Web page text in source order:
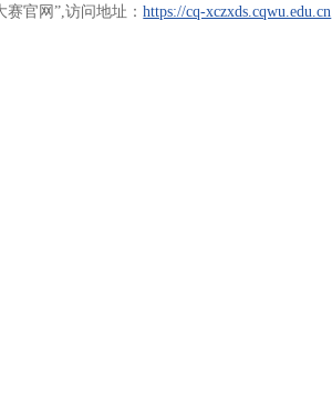
赛官网”,访问地址：https://cq-xczxds.cqwu.edu.cn